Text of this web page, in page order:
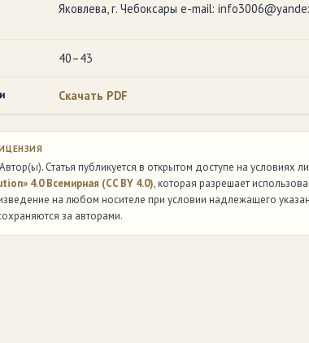
Яковлева, г. Чебоксары e-mail:
40–43
Скачать PDF
Статья публикуется в открытом доступе на условиях
4.0 Всемирная (CC BY 4.0), которая разрешает
на любом носителе при условии надлежащего
за авторами.